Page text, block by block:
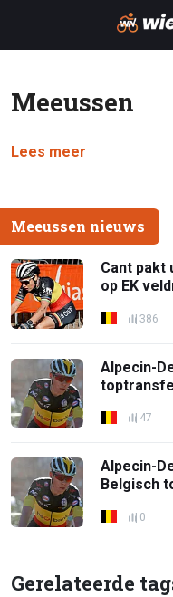
Meeussen
Lees meer
Meeussen nieuws
Cant pakt
op EK
386
Alpecin-
47
Alpecin-
Belgisch
0
Gerelateerde